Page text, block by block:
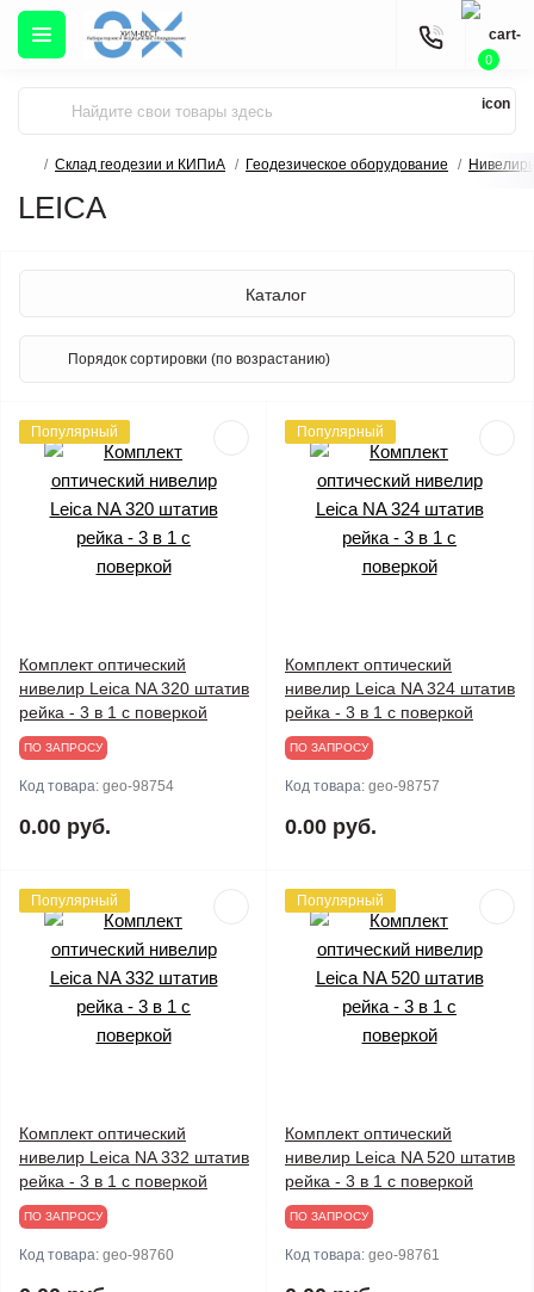
0
Склад геодезии и КИПиА Геодезическое оборудование
LEICA
Каталог
Популярный
Комплект оптический
нивелир Leica NA 320 штатив
рейка - 3 в 1 с поверкой
ПО ЗАПРОСУ
Код товара: geo-98754
0.00 руб.
Популярный
Комплект оптический
нивелир Leica NA 324 штатив
рейка - 3 в 1 с поверкой
ПО ЗАПРОСУ
Код товара: geo-98757
0.00 руб.
Популярный
Комплект оптический
нивелир Leica NA 332 штатив
рейка - 3 в 1 с поверкой
ПО ЗАПРОСУ
Код товара: geo-98760
Популярный
Комплект оптический
нивелир Leica NA 520 штатив
рейка - 3 в 1 с поверкой
ПО ЗАПРОСУ
Код товара: geo-98761